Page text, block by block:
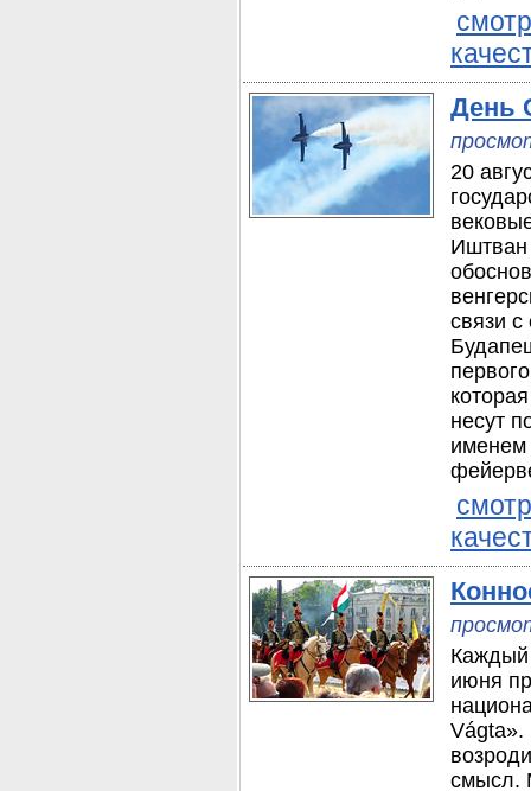
День
20
Иштван
связи
несут
именем
Каждый
июня
Vágta».
смысл.